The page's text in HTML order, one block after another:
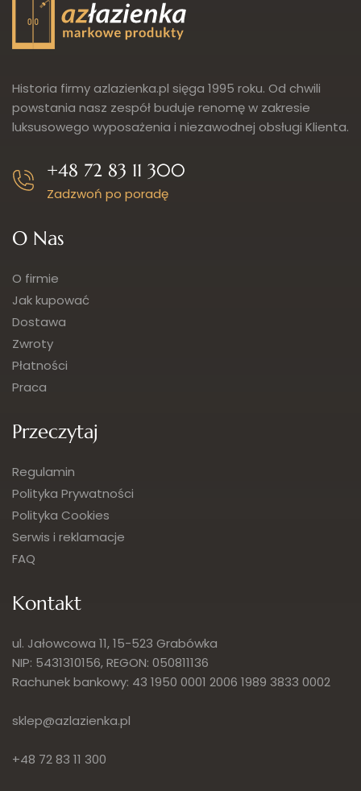
Historia firmy azlazienka.pl sięga 1995 roku. Od chwili
powstania nasz zespół buduje renomę w zakresie
luksusowego wyposażenia i niezawodnej obsługi Klienta.
+48 72 83 11 300
Zadzwoń po poradę
O Nas
O firmie
Jak kupować
Dostawa
Zwroty
Płatności
Praca
Przeczytaj
Regulamin
Polityka Prywatności
Polityka Cookies
Serwis i reklamacje
FAQ
Kontakt
ul. Jałowcowa 11, 15-523 Grabówka
NIP: 5431310156, REGON: 050811136
Rachunek bankowy: 43 1950 0001 2006 1989 3833 0002
sklep@azlazienka.pl
+48 72 83 11 300